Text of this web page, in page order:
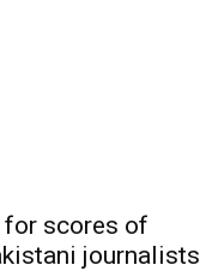
scores of
journalists